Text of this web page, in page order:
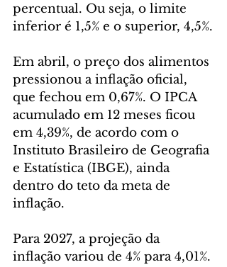
percentual. Ou seja, o limite
inferior é 1,5% e o superior, 4,5%.
Em abril, o preço dos alimentos
pressionou a inflação oficial,
que fechou em 0,67%. O IPCA
acumulado em 12 meses ficou
em 4,39%, de acordo com o
Instituto Brasileiro de Geografia
e Estatística (IBGE), ainda
dentro do teto da meta de
inflação.
Para 2027, a projeção da
inflação variou de 4% para 4,01%.